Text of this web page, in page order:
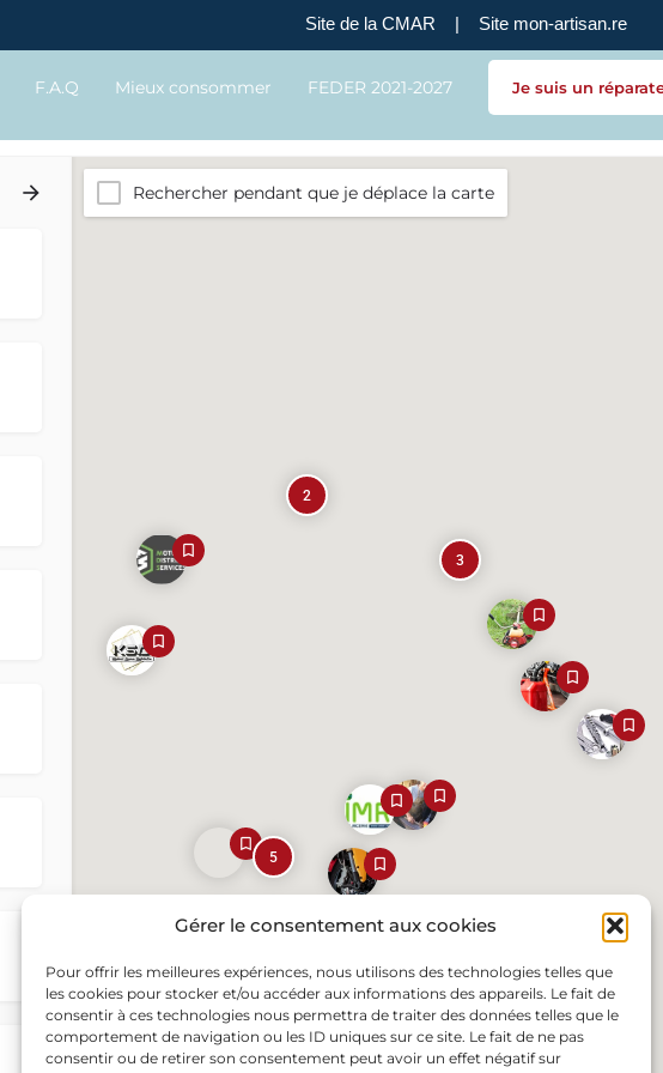
Site de la CMAR | Site mon-artisan.re
Gérer le consentement aux cookies
Pour offrir les meilleures expériences, nous utilisons des technologies telles que
les cookies pour stocker et/ou accéder aux informations des appareils. Le fait de
consentir à ces technologies nous permettra de traiter des données telles que le
comportement de navigation ou les ID uniques sur ce site. Le fait de ne pas
consentir ou de retirer son consentement peut avoir un effet négatif sur
F.A.Q Mieux consommer FEDER 2021-2027 Je suis un
2
3
5
Rechercher pendant que je déplace la carte